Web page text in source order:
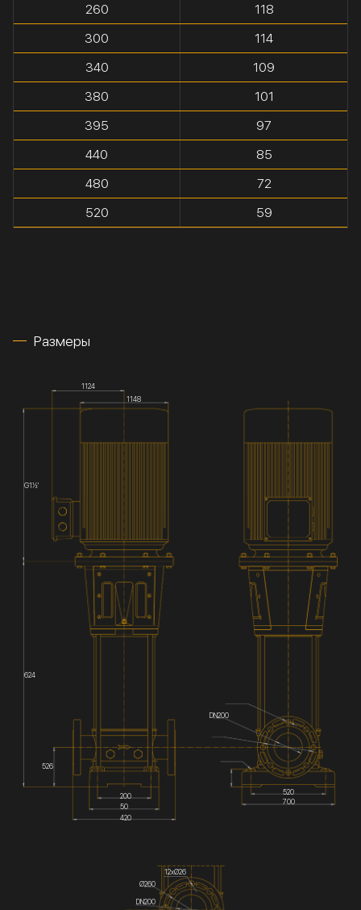
260
118
300
114
340
109
380
101
395
97
440
85
480
72
520
59
Размеры
DN200
1124
1148
G1½'
624
526
200
50
420
520
700
DN200
12хØ26
Ø260